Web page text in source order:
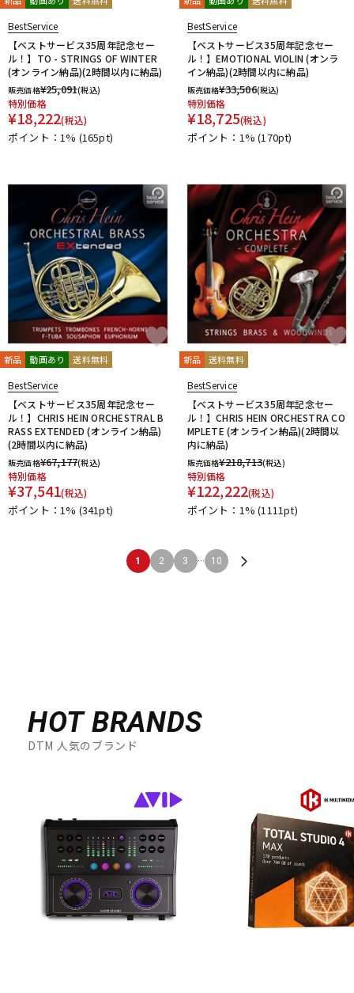
BestService
【ベストサービス35周年記念セー
ル！】TO - STRINGS OF WINTER
(オンライン納品)(2時間以内に納品)
販売価格¥25,091(税込)
特別価格
¥18,222(税込)
ポイント：1% (165pt)
BestService
【ベストサービス35周年記念セー
ル！】EMOTIONAL VIOLIN (オンラ
イン納品)(2時間以内に納品)
販売価格¥33,506(税込)
特別価格
¥18,725(税込)
ポイント：1%(170pt)
新品 動画あり 送料無料
BestService
【ベストサービス35周年記念セー
ル！】CHRIS HEIN ORCHESTRAL B
RASS EXTENDED (オンライン納品)
(2時間以内に納品)
販売価格¥67,177(税込)
特別価格
¥37,541(税込)
ポイント：1% (341pt)
新品 送料無料
BestService
【ベストサービス35周年記念セー
ル！】CHRIS HEIN ORCHESTRA CO
MPLETE (オンライン納品)(2時間以
内に納品)
販売価格¥218,713(税込)
特別価格
¥122,222(税込)
ポイント：1%(1111pt)
1 2 3 ... 10
HOT BRANDS
DTM 人気のブランド